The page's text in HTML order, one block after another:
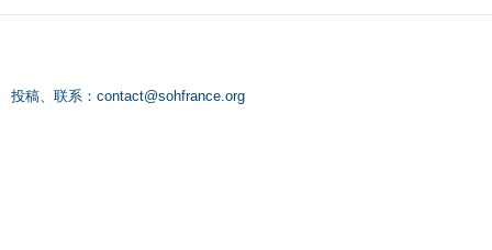
投稿、联系： contact@sohfrance.org